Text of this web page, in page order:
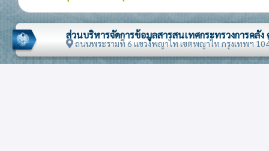
ส่วนบริหารจัดการข้อมูลสารสนเทศกระทรวงการคลั
ถนนพระรามที่ 6 แขวงพญาไท เขตพญาไท กรุงเทพฯ